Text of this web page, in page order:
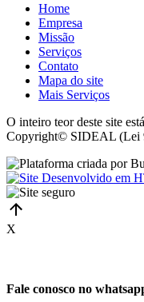
Home
Empresa
Missão
Serviços
Contato
Mapa do site
Mais Serviços
O inteiro teor deste site
Copyright© SIDEAL (Lei
X
Fale conosco no